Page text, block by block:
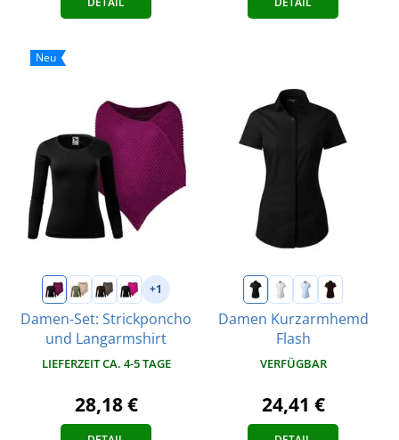
Neu
+1
Damen-Set: Strickponcho
und Langarmshirt
LIEFERZEIT CA. 4-5 TAGE
28,18 €
Damen Kurzarmhemd
Flash
VERFÜGBAR
24,41 €